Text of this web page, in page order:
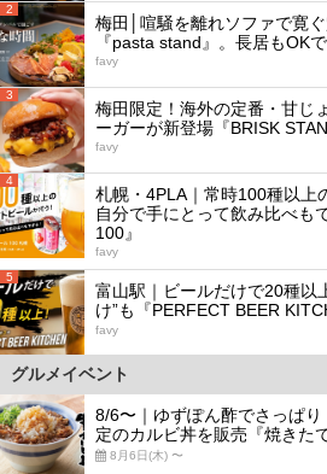
2
梅田│喧騒を離れソファで寛
『pasta stand』。長居もOK
favy
3
梅田限定！海外の定番・甘じ
ーガーが新登場『BRISK
favy
4
札幌・4PLA｜常時100種以上
自分で手にとって飲み比べも
100』
favy
5
富山駅｜ビールだけで20種以
け”も『PERFECT BEER
favy
グルメイベント
8/6〜｜ゆずぽん酢でさっぱ
定のカルビ丼を販売『焼きた
8月6日(木) 〜